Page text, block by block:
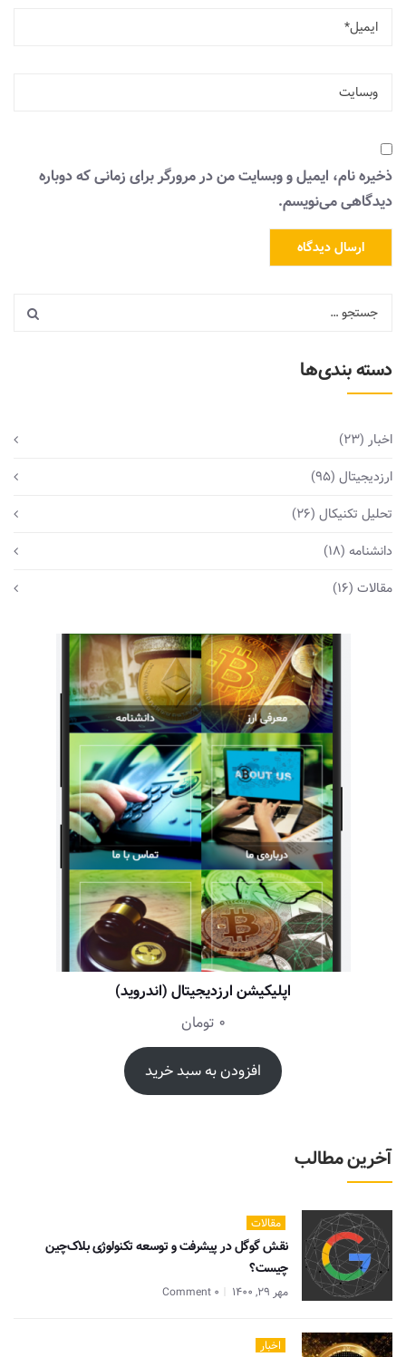
ذخیره نام، ایمیل و وبسایت من در مرورگر برای زمانی که دوباره
دیدگاهی می‌نویسم.
دسته بندی‌ها
اخبار (23)
ارزدیجیتال (95)
تحلیل تکنیکال (26)
دانشنامه (18)
مقالات (16)
اپلیکیشن ارزدیجیتال (اندروید)
0 تومان
افزودن به سبد خرید
آخرین مطالب
مقالات
نقش گوگل در پیشرفت و توسعه تکنولوژی بلاک‌چین
چیست؟
مهر 29, 1400 0 Comment
اخبار